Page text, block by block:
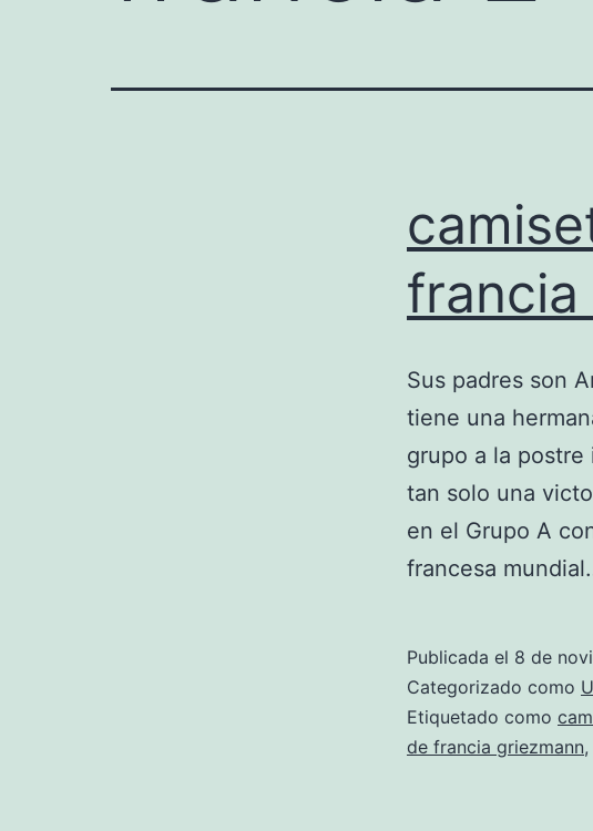
francia
Sus padres son
tiene una
grupo a la
tan solo una
en el Grupo A
francesa
Publicada el 8 de
Categorizado como
Etiquetado como
de francia griezmann,